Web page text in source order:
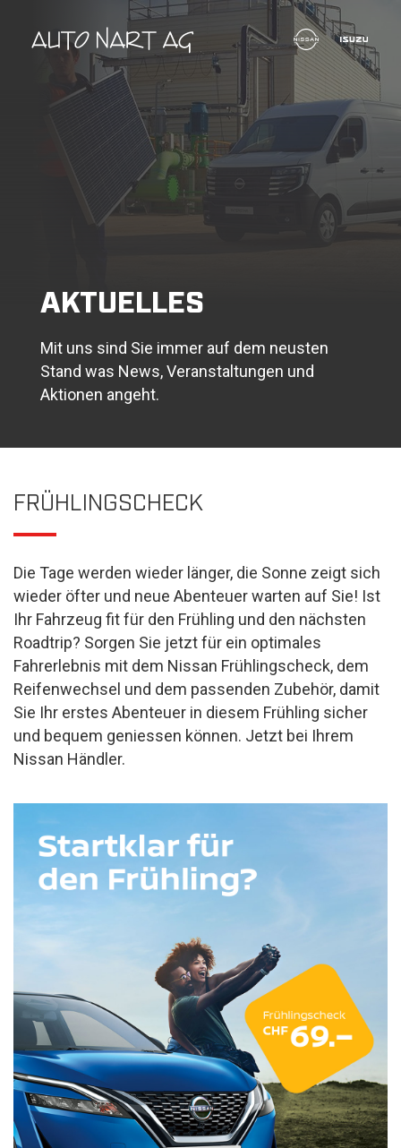
AKTUELLES
Mit uns sind Sie immer auf dem neusten
Stand was News, Veranstaltungen und
Aktionen angeht.
FRÜHLINGSCHECK
Die Tage werden wieder länger, die Sonne zeigt sich
wieder öfter und neue Abenteuer warten auf Sie! Ist
Ihr Fahrzeug fit für den Frühling und den nächsten
Roadtrip? Sorgen Sie jetzt für ein optimales
Fahrerlebnis mit dem Nissan Frühlingscheck, dem
Reifenwechsel und dem passenden Zubehör, damit
Sie Ihr erstes Abenteuer in diesem Frühling sicher
und bequem geniessen können. Jetzt bei Ihrem
Nissan Händler.